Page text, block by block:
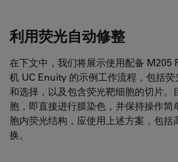
利用荧光自动修整
在下文中，我们将展示使用配备 M205
机 UC Enuity 的示例工作流程，包括
和选择，以及包含荧光靶细胞的切片。
胞，即直接进行膜染色，并保持操作简
胞内荧光结构，应使用上述方案，包括
换。